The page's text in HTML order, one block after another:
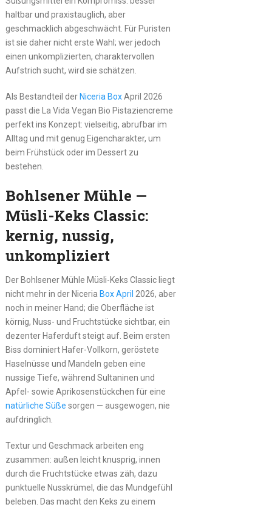
haltbar und praxistauglich, aber
geschmacklich abgeschwächt. Für Puristen
ist sie daher nicht erste Wahl; wer jedoch
einen unkomplizierten, charaktervollen
Aufstrich sucht, wird sie schätzen.
Als Bestandteil der Niceria BoxApril 2026
passt die La Vida Vegan Bio Pistaziencreme
perfekt ins Konzept: vielseitig, abrufbar im
Alltag und mit genug Eigencharakter, um
beim Frühstück oder im Dessert zu
bestehen.
Bohlsener Mühle —
Müsli-Keks Classic:
kernig, nussig,
unkompliziert
Der Bohlsener Mühle Müsli-Keks Classic liegt
nicht mehr in der Niceria Box April 2026, aber
noch in meiner Hand; die Oberfläche ist
körnig, Nuss- und Fruchtstücke sichtbar, ein
dezenter Haferduft steigt auf. Beim ersten
Biss dominiert Hafer-Vollkorn, geröstete
Haselnüsse und Mandeln geben eine
nussige Tiefe, während Sultaninen und
Apfel- sowie Aprikosenstückchen für eine
natürliche Süße sorgen — ausgewogen, nie
aufdringlich.
Textur und Geschmack arbeiten eng
zusammen: außen leicht knusprig, innen
durch die Fruchtstücke etwas zäh, dazu
punktuelle Nusskrümel, die das Mundgefühl
beleben. Das macht den Keks zu einem